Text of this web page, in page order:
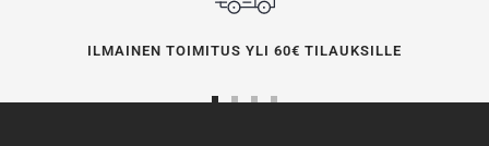
ILMAINEN TOIMITUS YLI 60€ TILAUKSILLE